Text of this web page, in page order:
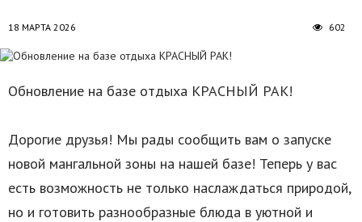
18 МАРТА 2026 602
Обновление на базе отдыха КРАСНЫЙ РАК!
Дорогие друзья! Мы рады сообщить вам о запуске
новой мангальной зоны на нашей базе! Теперь у вас
есть возможность не только наслаждаться природой,
но и готовить разнообразные блюда в уютной и